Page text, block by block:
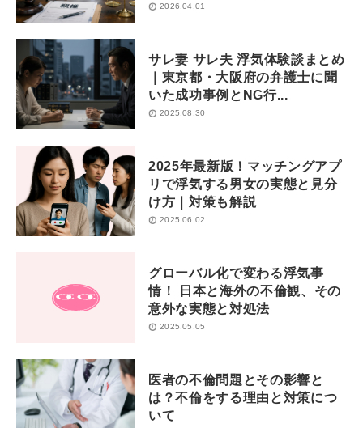
2026.04.01
サレ妻 サレ夫 浮気体験談まとめ
｜東京都・大阪府の弁護士に聞
いた成功事例とNG行...
2025.08.30
2025年最新版！マッチングアプ
リで浮気する男女の実態と見分
け方｜対策も解説
2025.06.02
グローバル化で変わる浮気事
情！ 日本と海外の不倫観、その
意外な実態と対処法
2025.05.05
医者の不倫問題とその影響と
は？不倫をする理由と対策につ
いて